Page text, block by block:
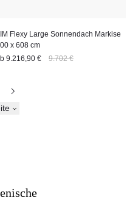
Flexy Large Sonnendach Markise
x 608 cm
9.216,90 € 9.702 €
Nächste